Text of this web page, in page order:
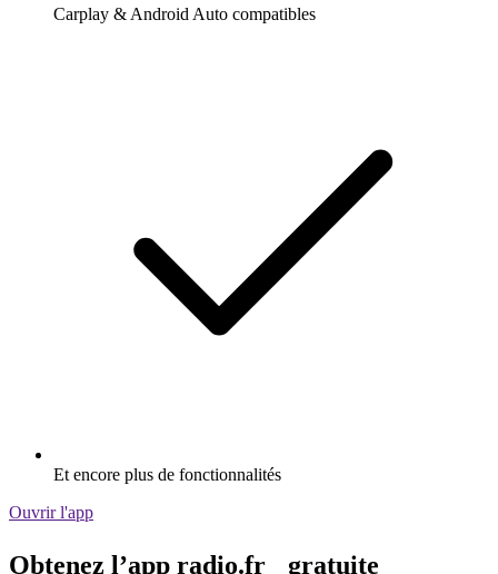
Carplay & Android Auto compatibles
Et encore plus de fonctionnalités
Ouvrir l'app
Obtenez l’app radio.fr gratuite